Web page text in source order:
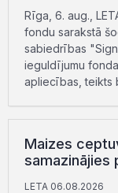
Rīga, 6. aug.,
fondu sarakstā
sabiedrības
ieguldījumu
apliecības, teikts
Maizes
samazinājies
LETA 06.08.2026